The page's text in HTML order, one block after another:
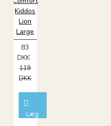
Kiddos
Lion
Large
83
DKK
119
DKK
Læg